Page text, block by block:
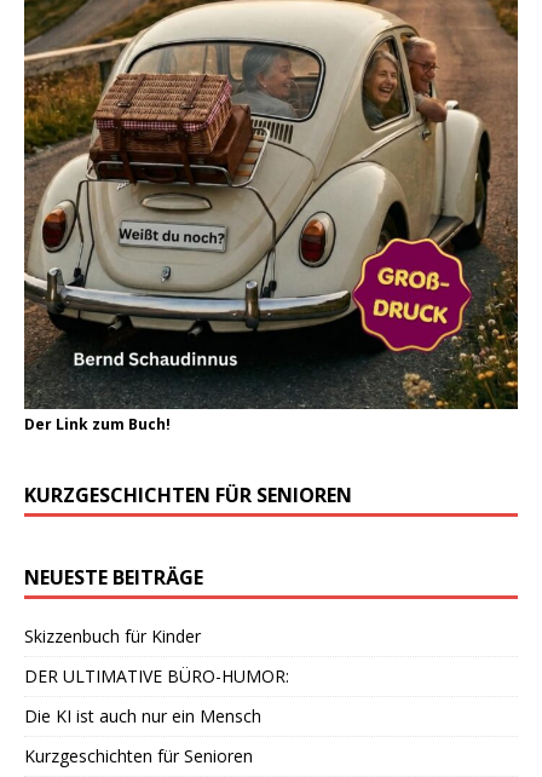
Der Link zum Buch!
KURZGESCHICHTEN FÜR SENIOREN
NEUESTE BEITRÄGE
Skizzenbuch für Kinder
DER ULTIMATIVE BÜRO-HUMOR:
Die KI ist auch nur ein Mensch
Kurzgeschichten für Senioren